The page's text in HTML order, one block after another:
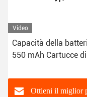
Video
Capacità della
550 mAh Cartucce di
liscio e aromatico
Ottieni il miglior